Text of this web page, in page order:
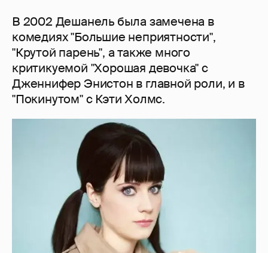
В 2002 Дешанель была замечена в
комедиях "Большие неприятности",
"Крутой парень", а также много
критикуемой "Хорошая девочка" с
Дженнифер Энистон в главной роли, и в
"Покинутом" с Кэти Холмс.